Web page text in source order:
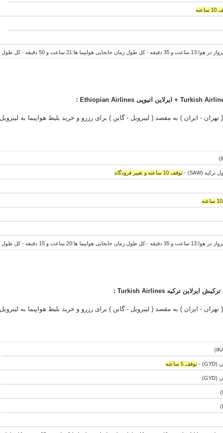
ساعت و 50 دقیقه - کل طول زمان سفر:35 ساعت و 25 دقیقه
Turkish + ایرلاین اتیوپی EthiopianAirlines
:
تهران - ایران ) به مقصد ( لیبرویل - گابن ) برای رزرو و خرید بلیط هواپیما به
توقف 10 ساعته و تغییر فرودگاه
ساعت و 15 دقیقه - کل طول زمان سفر:33 ساعت و 50 دقیقه
ترکیش ایرلاین ترکیهTurkish Airlines :
توقف 5 ساعته